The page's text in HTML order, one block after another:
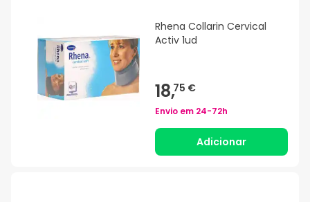
Rhena Collarin Cervical
Activ 1ud
18,75 €
Envio em 24-72h
Adicionar